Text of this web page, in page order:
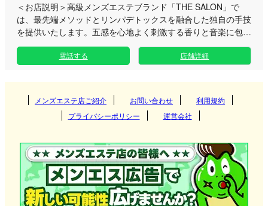
＜お店説明＞高級メンズエステブランド「THE SALON」で
は、最先端メソッドとリンパデトックスを融合した独自の手技
を提供いたします。五感を心地よく刺激する香りと音楽に包ま
れ、至高の幸福感をご堪能ください。 日々の忙しさから離れ
て贅沢な時間を過ごしたい大人の方に向けて、趣の異なる贅を
のエリアのルームは、洗練された落ち着きのある空間となって
おり、お仕事帰りや休日のリフレッシュにも最適です。 五感
を癒やす照明や音響のなか、身体のバランスを整える多彩なア
プローチを行い、心身ともに深い充足感へと導きます。肌と心
トとしてぜひお過ごしください。
電話する 店舗詳細
メンズエステ店ご紹介 お問い合わせ
利用規約
プライバシーポリシー
運営会社